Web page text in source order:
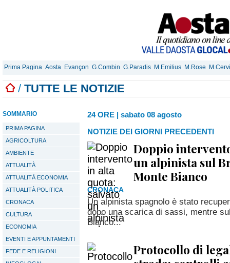
Prima Pagina Aosta Evançon G.Combin G.Paradis M.Emilius M.Rose
/ TUTTE LE NOTIZIE
SOMMARIO
PRIMA PAGINA
AGRICOLTURA
AMBIENTE
ATTUALITÀ
ATTUALITÀ ECONOMIA
ATTUALITÀ POLITICA
CRONACA
CULTURA
ECONOMIA
EVENTI E APPUNTAMENTI
FEDE E RELIGIONI
24 ORE | sabato 08 agosto
NOTIZIE DEI GIORNI PRECEDENTI
Doppio
un alpinista sul
Monte Bianco
CRONACA
Un alpinista spagnolo è stato
dopo una scarica di sassi, mentre
Bianco...
Protocollo di